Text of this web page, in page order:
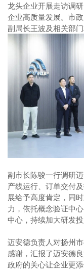
龙头企业开展走访调
企业高质量发展。市
副局长王波及相关部门
副市长陈骏一行调研
产线运行、订单交付
展给予高度肯定，同
力，依托概念验证中
中心，持续加大研发
迈安德负责人对扬州
感谢，汇报了迈安德
政府的关心让企业更